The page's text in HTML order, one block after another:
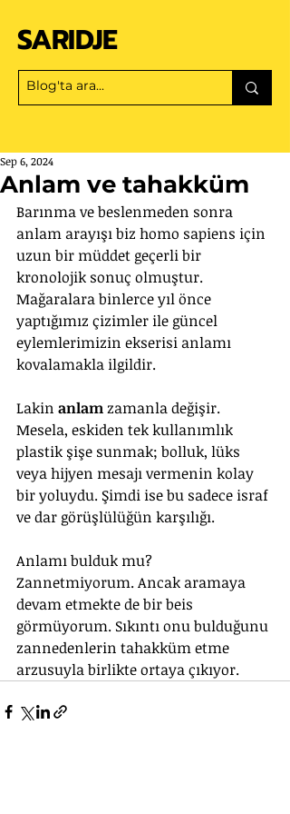
SARIDJE
Anlam ve tahakküm
Sep 6, 2024
Barınma ve beslenmeden sonra
anlam arayışı biz homo sapiens için
uzun bir müddet geçerli bir
kronolojik sonuç olmuştur.
Mağaralara binlerce yıl önce
yaptığımız çizimler ile güncel
eylemlerimizin ekserisi anlamı
kovalamakla ilgildir.
Lakin anlam zamanla değişir.
Mesela, eskiden tek kullanımlık
plastik şişe sunmak; bolluk, lüks
veya hijyen mesajı vermenin kolay
bir yoluydu. Şimdi ise bu sadece israf
ve dar görüşlülüğün karşılığı.
Anlamı bulduk mu?
Zannetmiyorum. Ancak aramaya
devam etmekte de bir beis
görmüyorum. Sıkıntı onu bulduğunu
zannedenlerin tahakküm etme
arzusuyla birlikte ortaya çıkıyor.